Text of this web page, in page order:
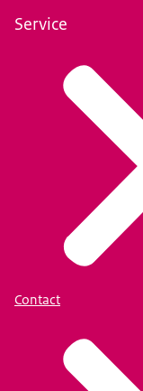
Service
Contact